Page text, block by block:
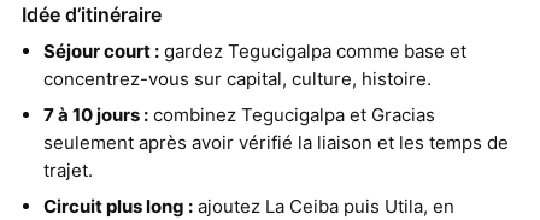
Idée d’itinéraire
Séjour court :gardez Tegucigalpa comme base et
concentrez-vous sur capital, culture, histoire.
7 à 10 jours :combinez Tegucigalpa et Gracias
seulement après avoir vérifié la liaison et les temps de
trajet.
Circuit plus long :ajoutez La Ceiba puis Utila, en